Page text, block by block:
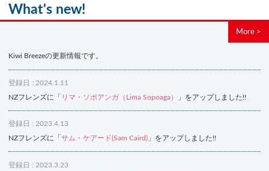
What's new!
More >
Kiwi Breezeの更新情報です。
登録日 : 2024.1.11
NZフレンズに「 リマ・ソポアンガ（Lima Sopoaga） 」をアップしました!!
登録日 : 2023.4.13
NZフレンズに「 サム・ケアード(Sam Caird) 」をアップしました!!
登録日 : 2023.3.23